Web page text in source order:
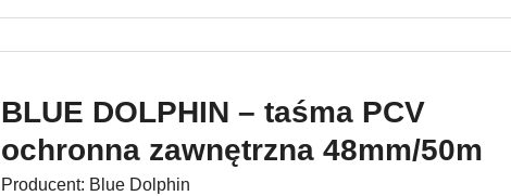
BLUE DOLPHIN – taśma PCV
ochronna zawnętrzna 48mm/50m
Producent: Blue Dolphin